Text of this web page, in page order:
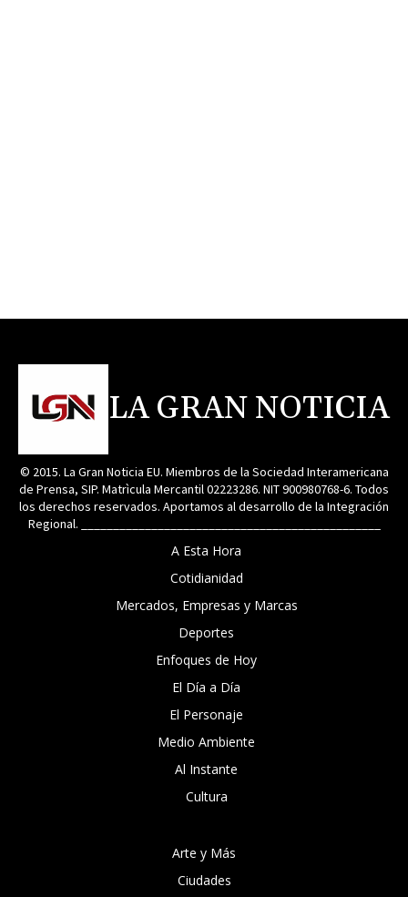
LA GRAN NOTICIA
© 2015. La Gran Noticia EU. Miembros de la Sociedad Interamericana
de Prensa, SIP. Matrìcula Mercantil 02223286. NIT 900980768-6. Todos
los derechos reservados. Aportamos al desarrollo de la Integración
Regional. _______________________________________________
A Esta Hora
Cotidianidad
Mercados, Empresas y Marcas
Deportes
Enfoques de Hoy
El Día a Día
El Personaje
Medio Ambiente
Al Instante
Cultura
Arte y Más
Ciudades